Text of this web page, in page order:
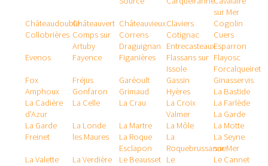
sur Mer
ChâteaudoubleChâteauvert ChâteauvieuxClaviers
Cogolin
Collobrières Comps sur
Artuby
Correns Cotignac
Cuers
Draguignan
EntrecasteauxEsparron
Evenos
Fayence Figanières
Flassans sur
Issole
Flayosc
Forcalqueiret
Fox
Amphoux
Fréjus Garéoult Gassin
Ginasservis
Gonfaron
Grimaud Hyères
La Bastide
La Cadière
d'Azur
La Celle La Crau
La Croix
Valmer
La Farlède
La Garde
La Garde
Freinet
La Londe
les Maures
La Martre La Môle
La Motte
La Roque
Esclapon
La
Roquebrussanne
La Seyne
sur Mer
La Valette
La Verdière Le Beausset Le
Le Cannet